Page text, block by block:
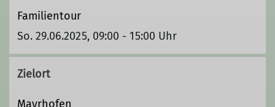
Familientour
So. 29.06.2025, 09:00 - 15:00 Uhr
Zielort
Mayrhofen